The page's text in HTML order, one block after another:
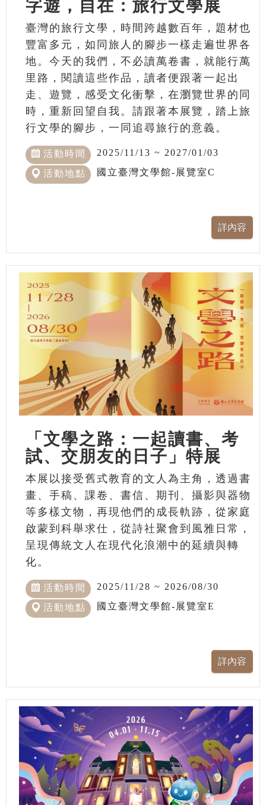
字遊，自在：旅行文學展
臺灣的旅行文學，時間跨越數百年，題材也
豐富多元，如同旅人的腳步一樣走遍世界各
地。今天的我們，不必讀萬卷書，就能行萬
里路，閱讀這些作品，讀者便跟著一起出
走、遊覽，感受文化衝擊，在瀏覽世界的同
時，重新回望自我。請跟著本展覽，踏上旅
行文學的腳步，一同追尋旅行的意義。
活動時間 2025/11/13 ~ 2027/01/03
活動地點 國立臺灣文學館-展覽室C
「文學之路：一起讀書、考
試、交朋友的日子」特展
本展以接受舊式教育的文人為主角，透過書
畫、手稿、課卷、書信、期刊、攝影與器物
等多樣文物，再現他們的成長軌跡，從家庭
啟蒙到科舉求仕，從詩社聚會到風雅日常，
呈現傳統文人在現代化浪潮中的延續與轉
化。
活動時間 2025/11/28 ~ 2026/08/30
活動地點 國立臺灣文學館-展覽室E